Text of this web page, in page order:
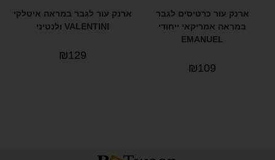
ארנק עור כרטיסים לגבר
במראה אמריקאי ייחודי
EMANUEL
₪109
ארנק עור לגבר במראה איטלקי
VALENTINI ולנטיני
₪129